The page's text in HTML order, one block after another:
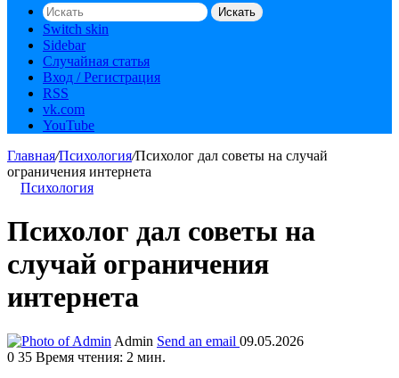
Искать
Switch skin
Sidebar
Случайная статья
Вход / Регистрация
RSS
vk.com
YouTube
Главная/Психология/Психолог дал советы на случай
ограничения интернета
Психология
Психолог дал советы на
случай ограничения
интернета
Admin Send an email 09.05.2026
0 35 Время чтения: 2 мин.